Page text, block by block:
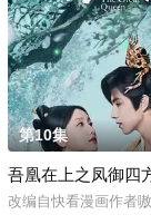
欢。”那个夜晚，他
家蒙羞，张謇虽
却心怀壮志，他结
第10集
吾凰在上之凤御四
改编自快看漫画作者